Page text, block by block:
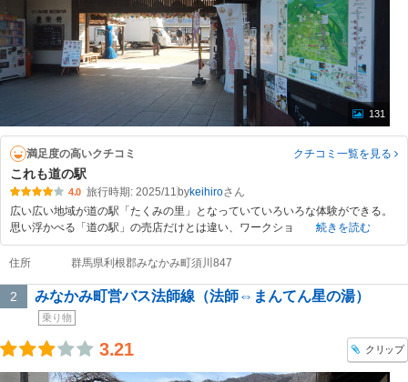
131
満足度の高いクチコミ クチコミ一覧を見る
これも道の駅
4.0 旅行時期: 2025/11 bykeihiro
広い広い地域が道の駅「たくみの里」となっていていろいろな体験ができる。
思い浮かべる「道の駅」の売店だけとは違い、ワークショ
続きを読む
住所 群馬県利根郡みなかみ町須川847
2 みなかみ町営バス法師線（法師⇔まんてん星の湯）
乗り物
3.21 クリップ